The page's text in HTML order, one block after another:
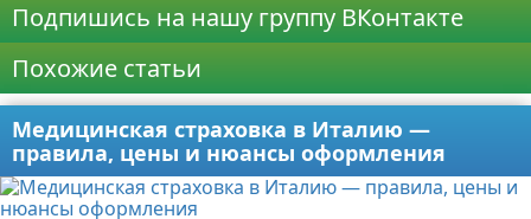
Подпишись на нашу группу ВКонтакте
Похожие статьи
Медицинская страховка в Италию —
правила, цены и нюансы оформления